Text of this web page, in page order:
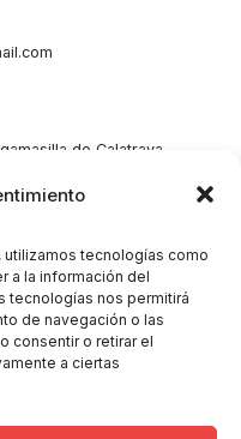
tecnologías como
a la información del
tecnologías nos permitirá
de navegación o las
consentir o retirar el
a ciertas
de Calatrava
de Calatrava
Registro de la actividad